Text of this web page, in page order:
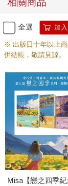
頭。
「社長，這難道
「就是請你們的早
吧。」張元碩得意
我們三個面面相覷
「欸欸欸，不要走
要跟你們多聊聊啊
說要請我們吃早餐
很大方一樣，難怪
「我們沒什麼好聊
等等我啦！哪有自
我感覺到自己的手
轉過頭，果然看見
「我知道只有項微
因為你抓住我的手
「妳是我們社團最
是最好使喚的一個
全選 加
※ 出版日十年以上
併結帳，敬請見諒。
Misa【戀之四季